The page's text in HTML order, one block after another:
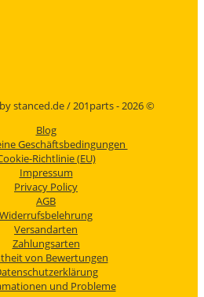
stanced.de / 201parts - 2026 ©
Blog
Geschäftsbedingungen
Richtlinie (EU)
Impressum
Privacy Policy
AGB
Widerrufsbelehrung
Versandarten
Zahlungsarten
von Bewertungen
und Probleme